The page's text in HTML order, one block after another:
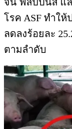
โรค ASF ทำใ
ลดลงร้อยละ
ตามลำดับ